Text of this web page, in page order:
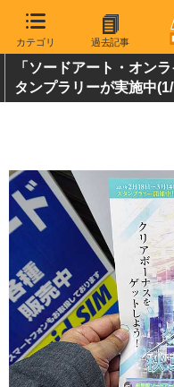
カテゴリ 過去記事
「ソードアート・オン
タンプラリーが実施中